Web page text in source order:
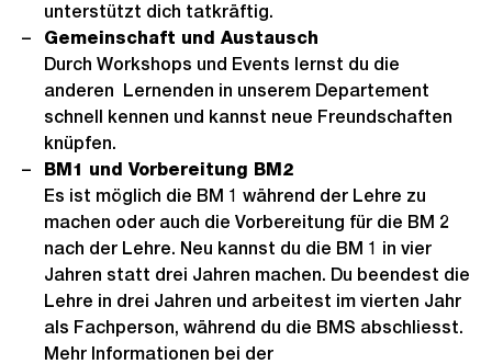
unterstützt dich tatkräftig.
Gemeinschaft und Austausch
Durch Workshops und Events lernst du die
anderen Lernenden in unserem Departement
schnell kennen und kannst neue Freundschaften
knüpfen.
BM1 und Vorbereitung BM2
Es ist möglich die BM 1 während der Lehre zu
machen oder auch die Vorbereitung für die BM 2
nach der Lehre. Neu kannst du die BM 1 in vier
Jahren statt drei Jahren machen. Du beendest die
Lehre in drei Jahren und arbeitest im vierten Jahr
als Fachperson, während du die BMS abschliesst.
Mehr Informationen bei der